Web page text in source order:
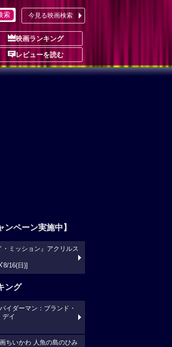
今見る映画検索
映画ランキング
レビューを読む
ンペーン実施中】
・ミッション』アクリルス
8/16(日)]
ング
イダーマン：ブランド・
デイ
ちいかわ 人魚の島のひみ